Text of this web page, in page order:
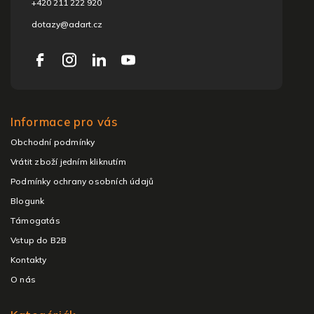
+420 211 222 920
dotazy@adart.cz
Informace pro vás
Obchodní podmínky
Vrátit zboží jedním kliknutím
Podmínky ochrany osobních údajů
Blogunk
Támogatás
Vstup do B2B
Kontakty
O nás